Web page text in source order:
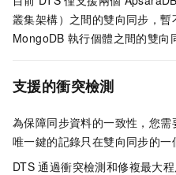
叢集架構）之間的雙向同步，暫
MongoDB 執行個體之間的雙向
支援的衝突檢測
為保障同步資料的一致性，您
唯一鍵的記錄只在雙向同步的一
DTS 通過衝突檢測和修複最大